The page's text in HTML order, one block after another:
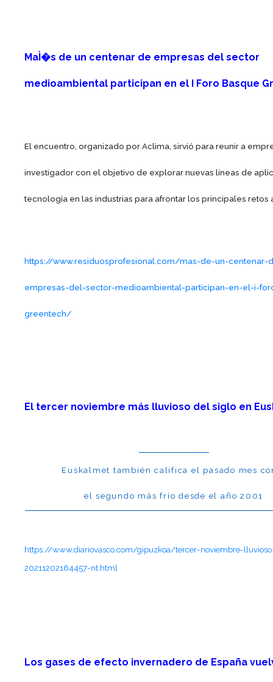
MaÌ�s de un centenar de empresas del sector
medioambiental participan en el I Foro Basque
El encuentro, organizado por Aclima, sirvió para reunir a
investigador con el objetivo de explorar nuevas líneas de
tecnología en las industrias para afrontar los principales retos
https://www.residuosprofesional.com/mas-de-un-centenar-
empresas-del-sector-medioambiental-participan-en-el-i-
greentech/
El tercer noviembre más lluvioso del siglo en
Euskalmet también califica el pasado mes
el segundo más frío desde el año 2001
https://www.diariovasco.com/gipuzkoa/tercer-noviembre-
20211202164457-nt.html
Los gases de efecto invernadero de España